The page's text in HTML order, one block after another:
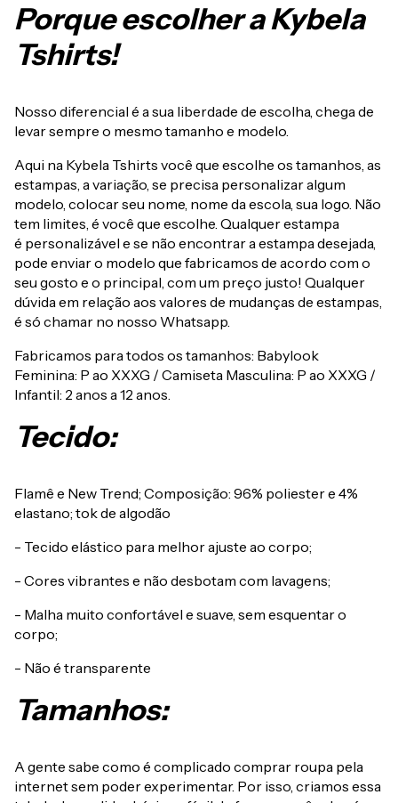
Porque escolher a Kybela
Tshirts!
Nosso diferencial é a sua liberdade de escolha, chega de
levar sempre o mesmo tamanho e modelo.
Aqui na Kybela Tshirts você que escolhe os tamanhos, as
estampas, a variação, se precisa personalizar algum
modelo, colocar seu nome, nome da escola, sua logo. Não
tem limites, é você que escolhe. Qualquer estampa
é personalizável e se não encontrar a estampa desejada,
pode enviar o modelo que fabricamos de acordo com o
seu gosto e o principal, com um preço justo! Qualquer
dúvida em relação aos valores de mudanças de estampas,
é só chamar no nosso Whatsapp.
Fabricamos para todos os tamanhos: Babylook
Feminina: P ao XXXG / Camiseta Masculina: P ao XXXG /
Infantil: 2 anos a 12 anos.
Tecido:
Flamê e New Trend; Composição: 96% poliester e 4%
elastano; tok de algodão
- Tecido elástico para melhor ajuste ao corpo;
- Cores vibrantes e não desbotam com lavagens;
- Malha muito confortável e suave, sem esquentar o
corpo;
- Não é transparente
Tamanhos:
A gente sabe como é complicado comprar roupa pela
internet sem poder experimentar. Por isso, criamos essa